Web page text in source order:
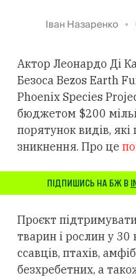
Іван Назаренко
Актор Леонардо Ді
Безоса Bezos Earth
Phoenix Species
бюджетом $200
порятунок видів,
зникнення. Про це
ПІДПИШИСЬ НА БЖ В
Проєкт
тварин і рослин у 30
ссавців, птахів,
безхребетних, а